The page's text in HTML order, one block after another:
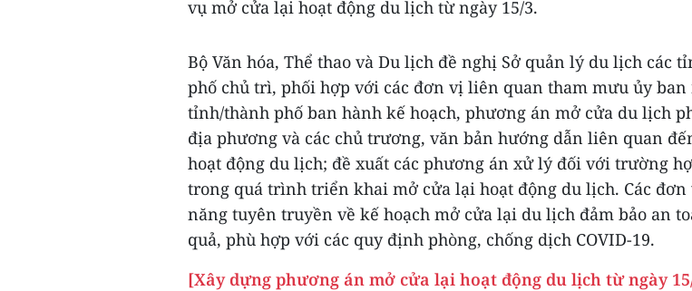
vụ mở cửa lại hoạt động du lịch từ ngày 15/3.
Bộ Văn hóa, Thể thao và Du lịch đề nghị Sở quản lý du lịch các
phố chủ trì, phối hợp với các đơn vị liên quan tham mưu ủy ban
tỉnh/thành phố ban hành kế hoạch, phương án mở cửa du lịch
địa phương và các chủ trương, văn bản hướng dẫn liên quan
hoạt động du lịch; đề xuất các phương án xử lý đối với trường
trong quá trình triển khai mở cửa lại hoạt động du lịch. Các đơn
năng tuyên truyền về kế hoạch mở cửa lại du lịch đảm bảo an
quả, phù hợp với các quy định phòng, chống dịch COVID-19.
[Xây dựng phương án mở cửa lại hoạt động du lịch từ ngày